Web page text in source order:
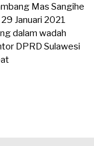
Mas Sangihe
Januari 2021
dalam wadah
DPRD Sulawesi